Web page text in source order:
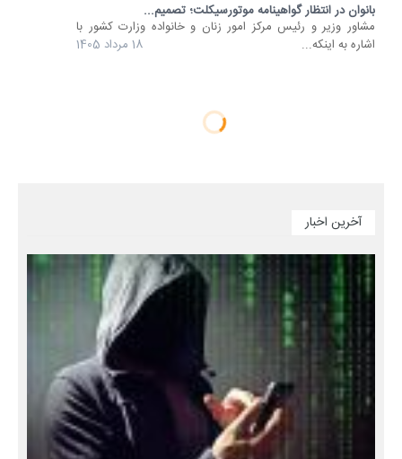
بانوان در انتظار گواهینامه موتورسیکلت؛ تصمیم...
مشاور وزیر و رئیس مرکز امور زنان و خانواده وزارت کشور با
اشاره به اینکه...
18 مرداد 1405
آخرین اخبار